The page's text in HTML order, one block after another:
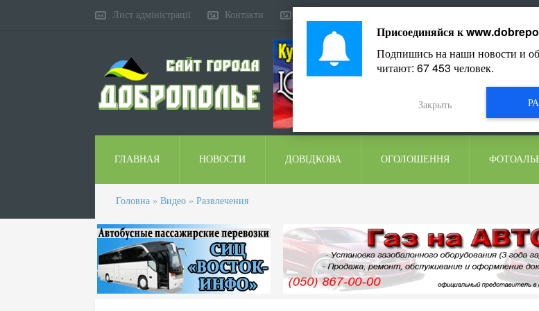
Лист адміністрації Контакти
ГЛАВНАЯ НОВОСТИ ДОВІДКОВА ОГОЛОШЕННЯ
Головна » Видео » Развлечения
Присоединяйся к
Подпишись на наши новости и
читают: 67 453 человек.
Закрыть